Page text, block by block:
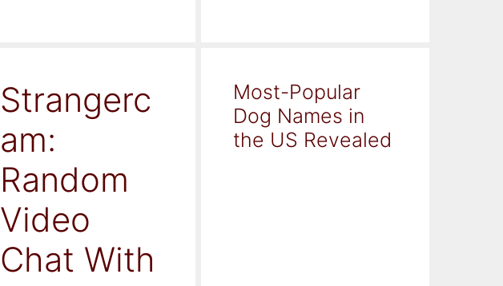
Strangerc
am:
Random
Video
Chat With
Most-Popular
Dog Names in
the US Revealed